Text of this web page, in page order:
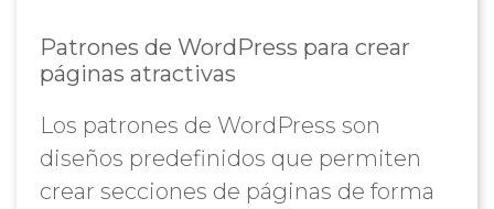
Patrones de WordPress para crear
páginas atractivas
Los patrones de WordPress son
diseños predefinidos que permiten
crear secciones de páginas de forma